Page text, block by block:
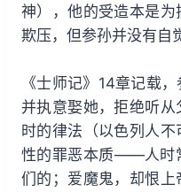
神），他的受造本是
欺压，但参孙并没有自
《士师记》14章记载
并执意娶她，拒绝听
时的律法（以色列人
性的罪恶本质——人时
们的；爱魔鬼，却恨